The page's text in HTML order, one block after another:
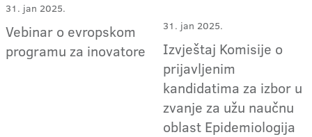
31. jan 2025.
Vebinar o evropskom
programu za inovatore
31. jan 2025.
Izvještaj Komisije o
prijavljenim
kandidatima za izbor u
zvanje za užu naučnu
oblast Epidemiologija